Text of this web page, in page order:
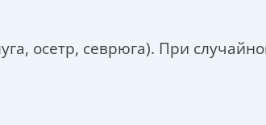
осетр, севрюга). При